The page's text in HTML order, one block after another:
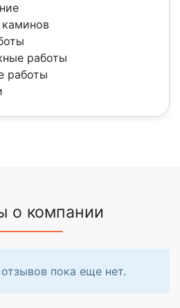
каминов
работы
работы
о компании
пока еще нет.